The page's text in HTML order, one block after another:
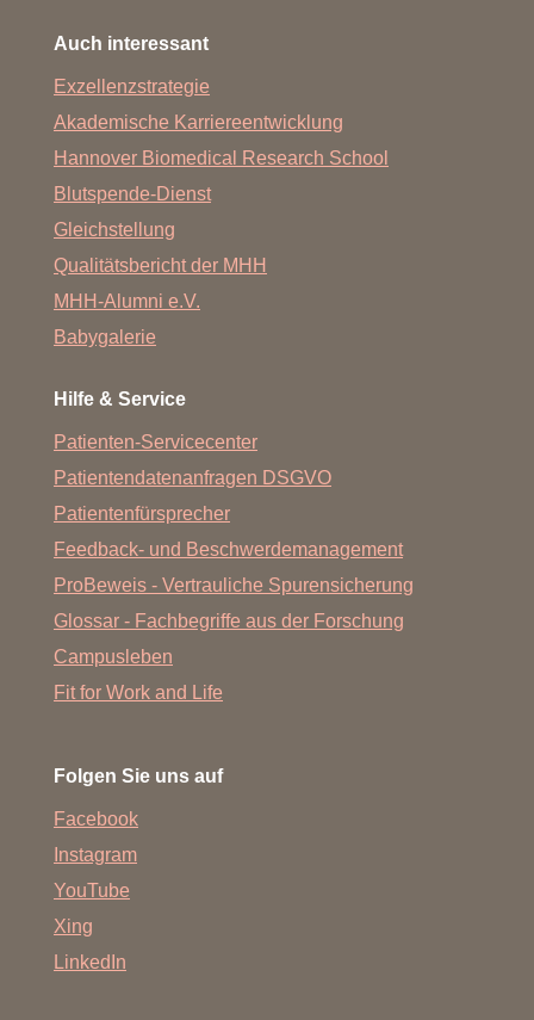
Auch interessant
Exzellenzstrategie
Akademische Karriereentwicklung
Hannover Biomedical Research School
Blutspende-Dienst
Gleichstellung
Qualitätsbericht der MHH
MHH-Alumni e.V.
Babygalerie
Hilfe & Service
Patienten-Servicecenter
Patientendatenanfragen DSGVO
Patientenfürsprecher
Feedback- und Beschwerdemanagement
ProBeweis - Vertrauliche Spurensicherung
Glossar - Fachbegriffe aus der Forschung
Campusleben
Fit for Work and Life
Folgen Sie uns auf
Facebook
Instagram
YouTube
Xing
LinkedIn